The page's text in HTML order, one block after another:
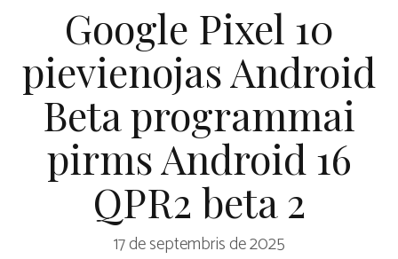
Google Pixel 10
pievienojas Android
Beta programmai
pirms Android 16
QPR2 beta 2
17 de septembris de 2025